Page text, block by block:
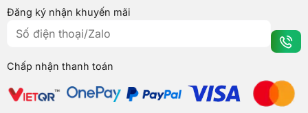
Đăng ký nhận khuyến mãi
Chấp nhận thanh toán